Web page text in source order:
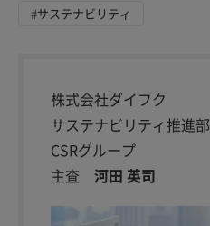
#サステナビリティ
株式会社ダイフク
サステナビリティ推進部
CSRグループ
主査 河田 英司